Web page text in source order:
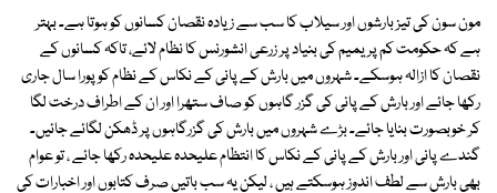
مون سون کی تیز بارشوں اور سیلاب کا سب سے زیادہ نقصان کسانوں کو ہوتا ہے۔ بہتر
ہے کہ حکومت کم پریمیم کی بنیاد پر زرعی انشورنس کا نظام لائے، تاکہ کسانوں کے
نقصان کا ازالہ ہوسکے۔ شہروں میں بارش کے پانی کے نکاس کے نظام کو پورا سال جاری
رکھا جائے اور بارش کے پانی کی گزر گاہوں کو صاف ستھرا اور ان کے اطراف درخت لگا
کر خوبصورت بنایا جائے۔ بڑے شہروں میں بارش کی گزرگاہوں پر ڈھکن لگائے جائیں۔
گندے پانی اور بارش کے پانی کے نکاس کا انتظام علیحدہ علیحدہ رکھا جائے ، تو عوام
بھی بارش سے لطف اندوز ہوسکتے ہیں ، لیکن یہ سب باتیں صرف کتابوں اور اخبارات کی